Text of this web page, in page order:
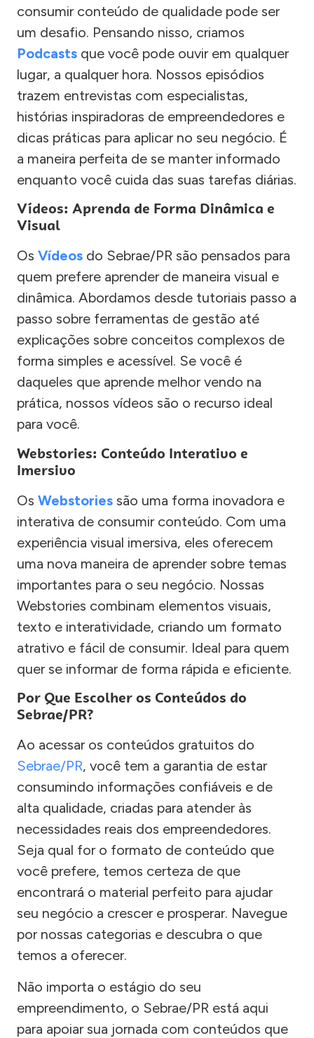
consumir conteúdo de qualidade pode ser
um desafio. Pensando nisso, criamos
Podcasts que você pode ouvir em qualquer
lugar, a qualquer hora. Nossos episódios
trazem entrevistas com especialistas,
histórias inspiradoras de empreendedores e
dicas práticas para aplicar no seu negócio. É
a maneira perfeita de se manter informado
enquanto você cuida das suas tarefas diárias.
Vídeos: Aprenda de Forma Dinâmica e
Visual
Os Vídeos do Sebrae/PR são pensados para
quem prefere aprender de maneira visual e
dinâmica. Abordamos desde tutoriais passo a
passo sobre ferramentas de gestão até
explicações sobre conceitos complexos de
forma simples e acessível. Se você é
daqueles que aprende melhor vendo na
prática, nossos vídeos são o recurso ideal
para você.
Webstories: Conteúdo Interativo e
Imersivo
Os Webstories são uma forma inovadora e
interativa de consumir conteúdo. Com uma
experiência visual imersiva, eles oferecem
uma nova maneira de aprender sobre temas
importantes para o seu negócio. Nossas
Webstories combinam elementos visuais,
texto e interatividade, criando um formato
atrativo e fácil de consumir. Ideal para quem
quer se informar de forma rápida e eficiente.
Por Que Escolher os Conteúdos do
Sebrae/PR?
Ao acessar os conteúdos gratuitos do
Sebrae/PR, você tem a garantia de estar
consumindo informações confiáveis e de
alta qualidade, criadas para atender às
necessidades reais dos empreendedores.
Seja qual for o formato de conteúdo que
você prefere, temos certeza de que
encontrará o material perfeito para ajudar
seu negócio a crescer e prosperar. Navegue
por nossas categorias e descubra o que
temos a oferecer.
Não importa o estágio do seu
empreendimento, o Sebrae/PR está aqui
para apoiar sua jornada com conteúdos que